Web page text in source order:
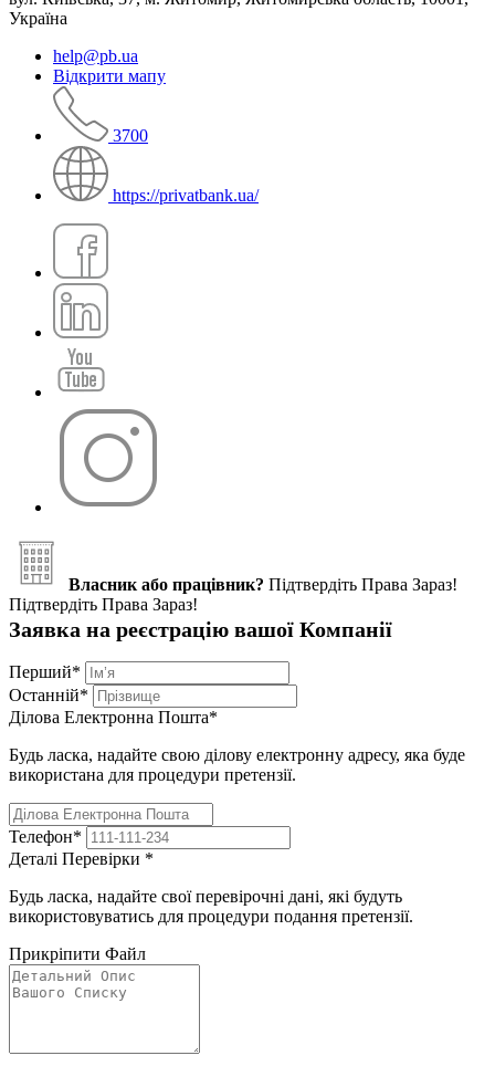
Україна
help@pb.ua
Відкрити мапу
3700
https://privatbank.ua/
Власник або працівник? Підтвердіть Права Зараз!
Підтвердіть Права Зараз!
Заявка на реєстрацію вашої Компанії
Перший*
Останній*
Ділова Електронна Пошта*
Будь ласка, надайте свою ділову електронну адресу, яка буде
використана для процедури претензії.
Телефон*
Деталі Перевірки *
Будь ласка, надайте свої перевірочні дані, які будуть
використовуватись для процедури подання претензії.
Прикріпити Файл